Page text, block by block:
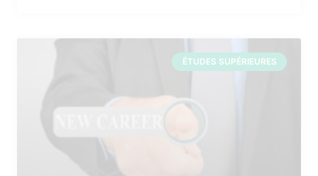
ÉTUDES SUPÉRIEURES